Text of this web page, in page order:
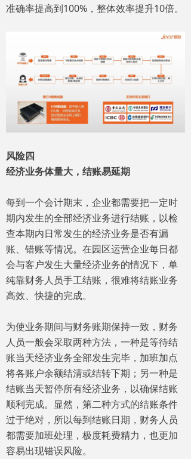
准确率提高到100%，整体效率提升10倍。
风险四
经济业务体量大，结账易延期
每到一个会计期末，企业都需要把一定时
期内发生的全部经济业务进行结账，以检
查本期内日常发生的经济业务是否有漏
账、错账等情况。在园区运营企业每日都
会与客户发生大量经济业务的情况下，单
纯靠财务人员手工结账，很难将结账业务
高效、快捷的完成。
为使业务期间与财务账期保持一致，财务
人员一般会采取两种方法，一种是等待结
账当天经济业务全部发生完毕，加班加点
将各账户余额结清或结转下期；另一种是
结账当天暂停所有经济业务，以确保结账
顺利完成。显然，第二种方式的结账条件
过于绝对，所以每到结账日期，财务人员
都需要加班处理，极度耗费精力，也更加
容易出现错误风险。